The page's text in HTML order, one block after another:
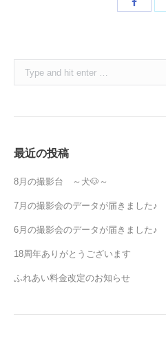
Search:
最近の投稿
8月の撮影台 ～犬🐶～
7月の撮影会のデータが届きました♪
6月の撮影会のデータが届きました♪
18周年ありがとうございます
ふれあい料金改定のお知らせ